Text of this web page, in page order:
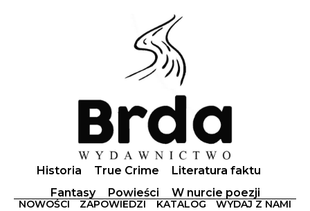
Historia True Crime
Literatura faktu
Fantasy
Powieści W nurcie poezji
NOWOŚCI ZAPOWIEDZI KATALOG
WYDAJ Z NAMI